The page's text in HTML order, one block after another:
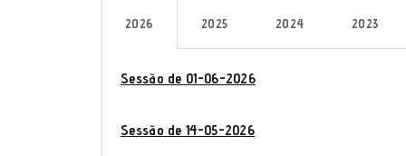
2026 2025 2024 2023
Sessão de 01-06-2026
Sessão de 14-05-2026